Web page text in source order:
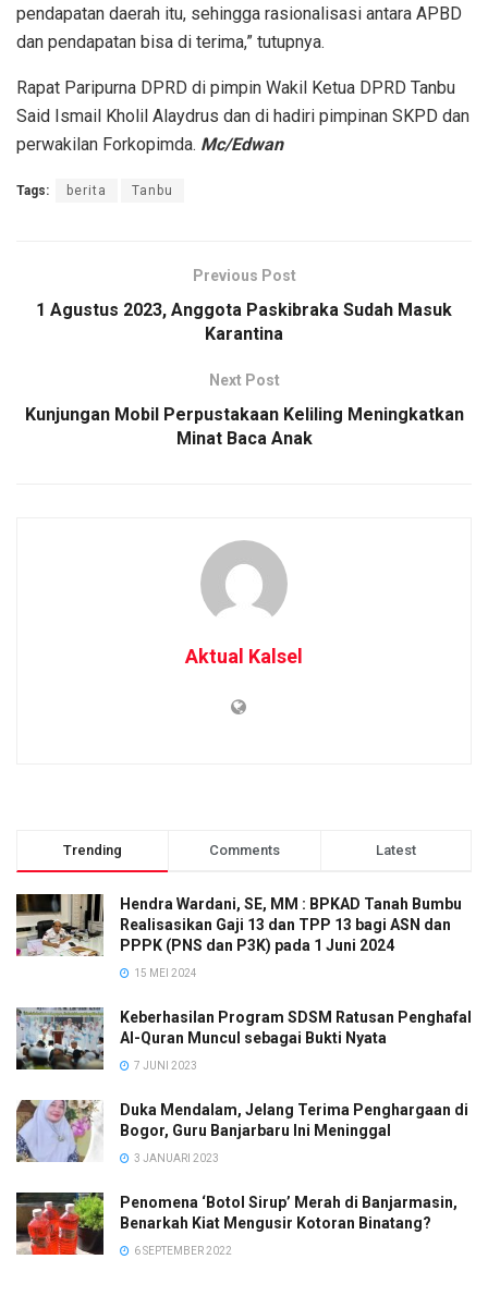
pendapatan daerah itu, sehingga rasionalisasi antara APBD
dan pendapatan bisa di terima,” tutupnya.
Rapat Paripurna DPRD di pimpin Wakil Ketua DPRD Tanbu
Said Ismail Kholil Alaydrus dan di hadiri pimpinan SKPD dan
perwakilan Forkopimda. Mc/Edwan
Tags: berita Tanbu
Previous Post
1 Agustus 2023, Anggota Paskibraka Sudah Masuk
Karantina
Next Post
Kunjungan Mobil Perpustakaan Keliling Meningkatkan
Minat Baca Anak
Aktual Kalsel
Trending Comments Latest
Hendra Wardani, SE, MM : BPKAD Tanah Bumbu
Realisasikan Gaji 13 dan TPP 13 bagi ASN dan
PPPK (PNS dan P3K) pada 1 Juni 2024
15 MEI 2024
Keberhasilan Program SDSM Ratusan Penghafal
Al-Quran Muncul sebagai Bukti Nyata
7 JUNI 2023
Duka Mendalam, Jelang Terima Penghargaan di
Bogor, Guru Banjarbaru Ini Meninggal
3 JANUARI 2023
Penomena ‘Botol Sirup’ Merah di Banjarmasin,
Benarkah Kiat Mengusir Kotoran Binatang?
6 SEPTEMBER 2022